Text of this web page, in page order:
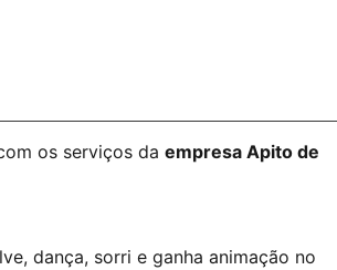
os serviços da empresa Apito de
dança, sorri e ganha animação no